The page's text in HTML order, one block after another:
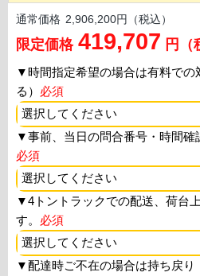
通常価格 2,906,200円（税込）
限定価格 419,707 円（
▼時間指定希望の場合は有料での
る） 必須
▼事前、当日の問合番号・時間確
必須
▼4トントラックでの配送、荷台
す。 必須
▼配達時ご不在の場合は持ち戻り